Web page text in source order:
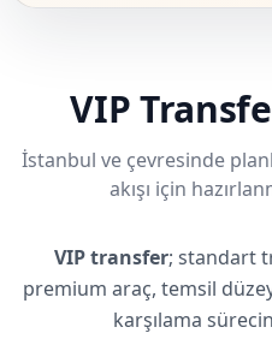
VIP
İstanbul ve çevresinde
akışı için
VIP transfer; standart
premium araç, temsil
karşılama